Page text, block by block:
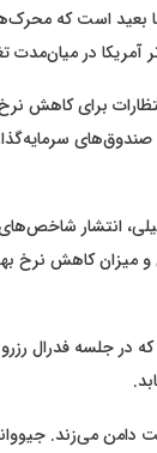
بعید است که
در میان‌مدت
برای کاهش
انتشار
و میزان کاهش نرخ
در جلسه فدرال
می‌زند.